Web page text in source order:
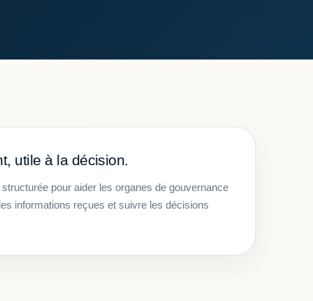
utile à la décision.
pour aider les organes de gouvernance
informations reçues et suivre les décisions